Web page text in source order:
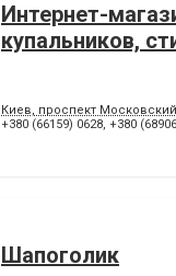
Интернет-
купальников,
Киев, проспект
+380 (66159) 0628, +380
Шапоголик